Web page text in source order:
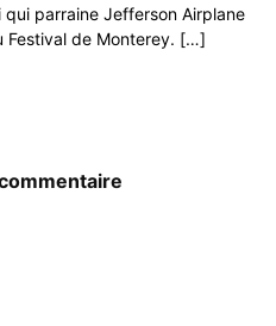
qui parraine Jefferson Airplane
Festival de Monterey. […]